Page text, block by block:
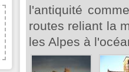
l'antiquité
routes reliant la
les Alpes à